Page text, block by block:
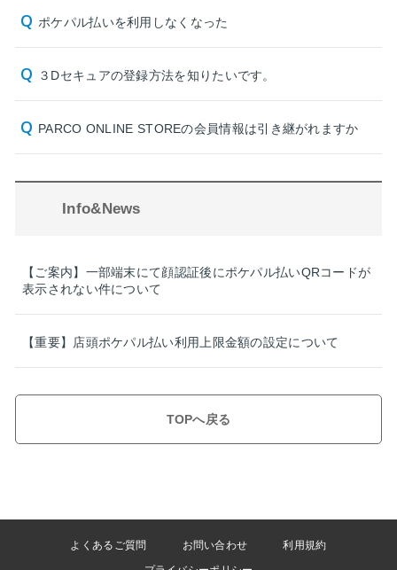
ポケパル払いを利用しなくなった
３Dセキュアの登録方法を知りたいです。
PARCO ONLINE STOREの会員情報は引き継がれますか
Info&News
【ご案内】一部端末にて顔認証後にポケパル払いQRコードが
表示されない件について
【重要】店頭ポケパル払い利用上限金額の設定について
TOPへ戻る
よくあるご質問 お問い合わせ
利用規約